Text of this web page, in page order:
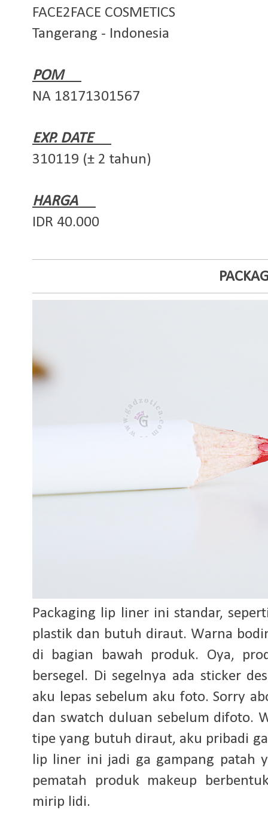
FACE2FACE COSMETICS
Tangerang - Indonesia
POM
NA 18171301567
EXP. DATE
310119 (± 2 tahun)
HARGA
IDR 40.000
Packaging lip liner ini standar,
plastik dan butuh diraut. Warna
di bagian bawah produk. Oya,
bersegel. Di segelnya ada sticker
aku lepas sebelum aku foto. Sorry
dan swatch duluan sebelum difoto.
tipe yang butuh diraut, aku pribadi
lip liner ini jadi ga gampang patah
pematah produk makeup
mirip lidi.